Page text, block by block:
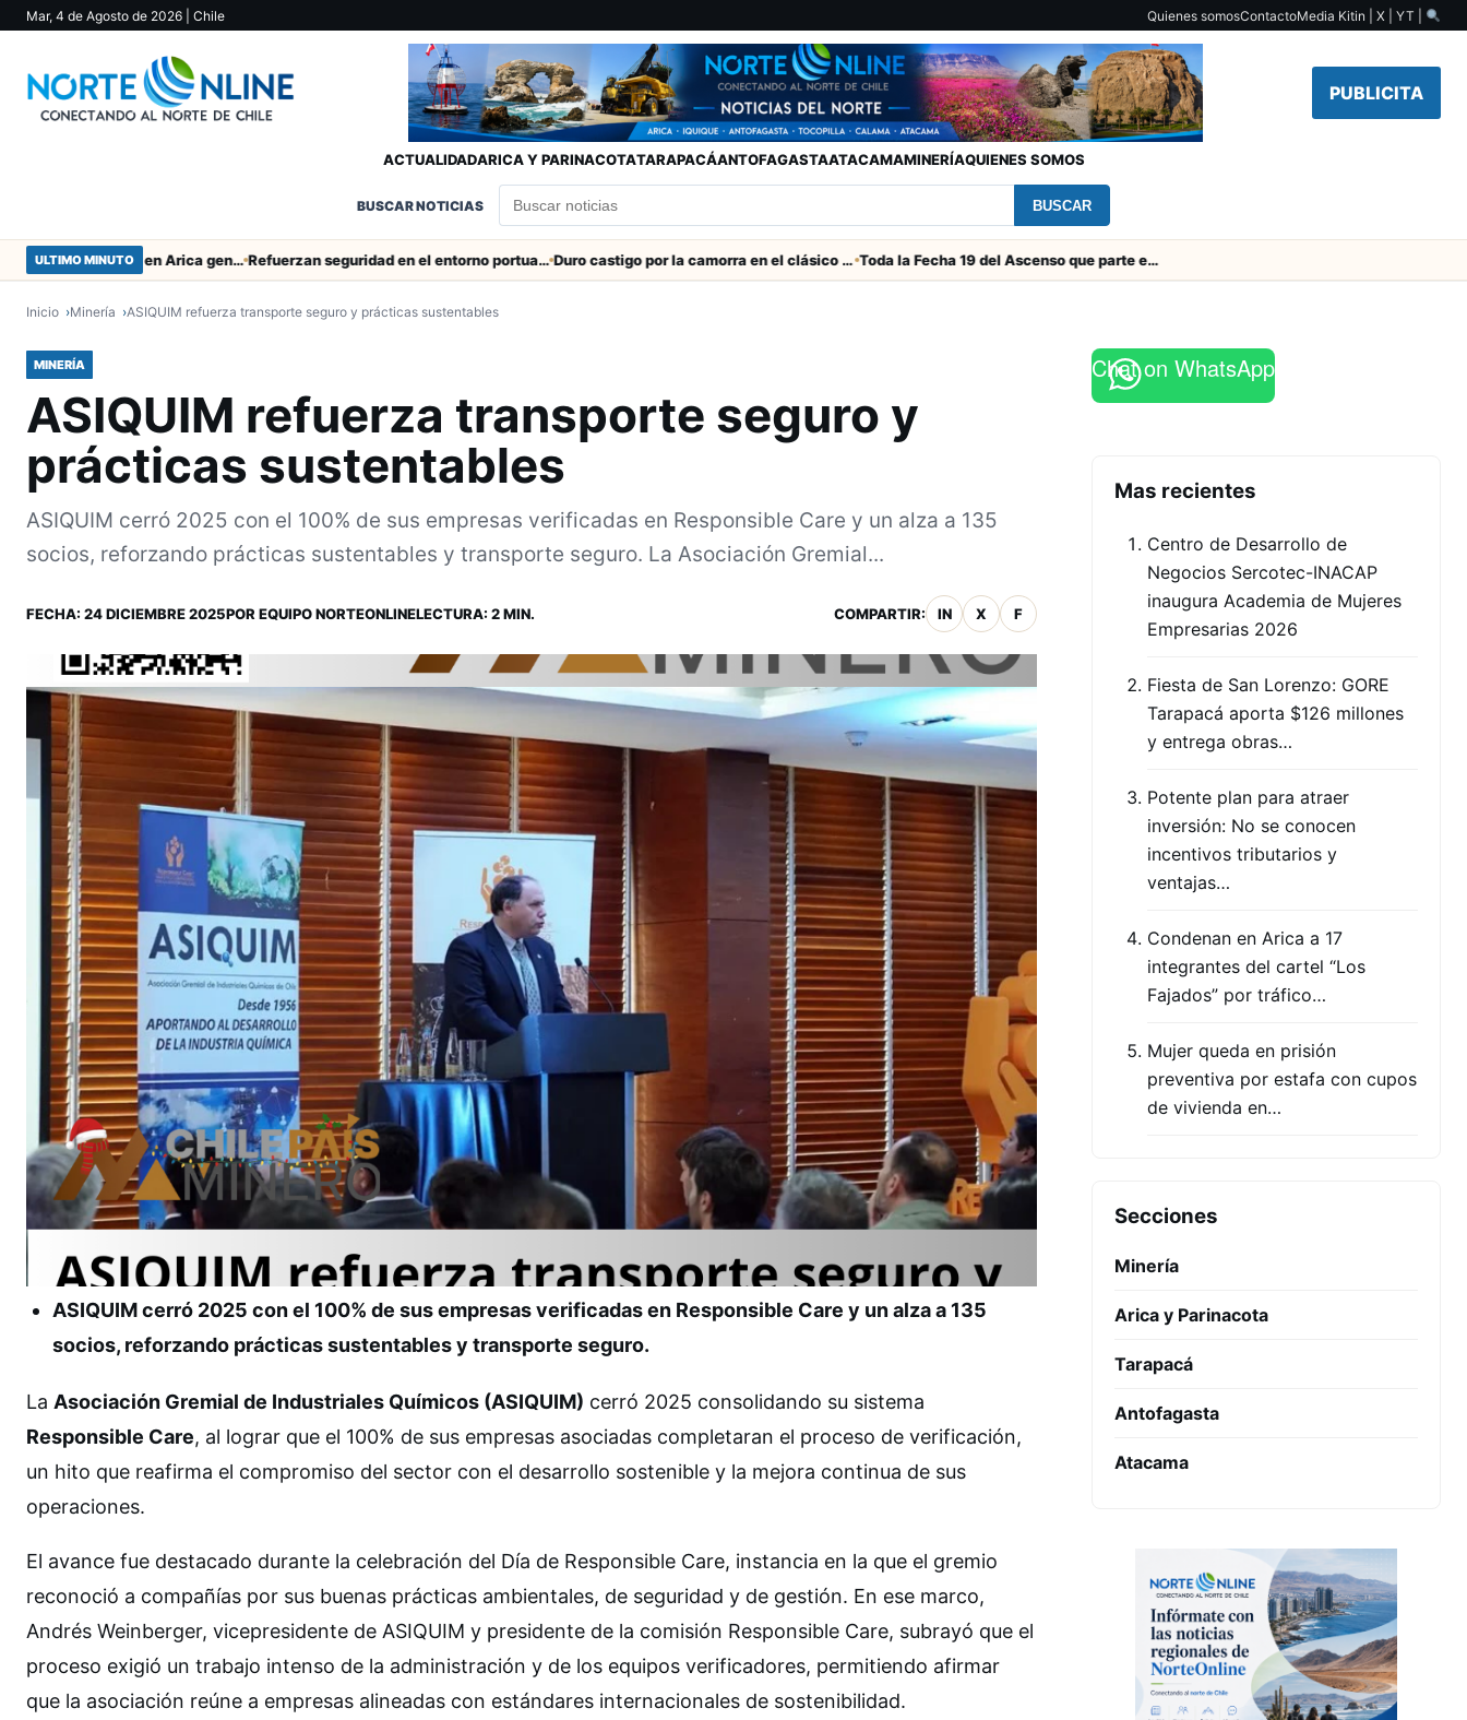
Mar, 4 de Agosto de 2026 | Chile Quienes somosContactoMedia Kitin | X | YT |
PUBLICITA
ACTUALIDADARICA Y PARINACOTATARAPACÁANTOFAGASTAATACAMAMINERÍAQUIENES SOMOS
BUSCAR NOTICIAS BUSCAR
ULTIMO MINUTO Obras de Aguas del Altiplano en Arica generan puestos de trabajo Refuerzan seguridad en el entorno portuario de Arica Duro castigo por la camorra en el clásico Arica-Iquique Toda la Fecha 19 del Ascenso que parte este viernes
Inicio Minería ASIQUIM refuerza transporte seguro y prácticas sustentables
MINERÍA
ASIQUIM refuerza transporte seguro y
prácticas sustentables
ASIQUIM cerró 2025 con el 100% de sus empresas verificadas en Responsible Care y un alza a 135
socios, reforzando prácticas sustentables y transporte seguro. La Asociación Gremial...
FECHA: 24 DICIEMBRE 2025POR EQUIPO NORTEONLINELECTURA: 2 MIN. COMPARTIR: IN X F
ASIQUIM cerró 2025 con el 100% de sus empresas verificadas en Responsible Care y un alza a 135
socios, reforzando prácticas sustentables y transporte seguro.
La Asociación Gremial de Industriales Químicos (ASIQUIM) cerró 2025 consolidando su sistema
Responsible Care, al lograr que el 100% de sus empresas asociadas completaran el proceso de verificación,
un hito que reafirma el compromiso del sector con el desarrollo sostenible y la mejora continua de sus
operaciones.
El avance fue destacado durante la celebración del Día de Responsible Care, instancia en la que el gremio
reconoció a compañías por sus buenas prácticas ambientales, de seguridad y de gestión. En ese marco,
Andrés Weinberger, vicepresidente de ASIQUIM y presidente de la comisión Responsible Care, subrayó que el
proceso exigió un trabajo intenso de la administración y de los equipos verificadores, permitiendo afirmar
que la asociación reúne a empresas alineadas con estándares internacionales de sostenibilidad.
Chat on WhatsApp
Mas recientes
Centro de Desarrollo de
Negocios Sercotec-INACAP
inaugura Academia de Mujeres
Empresarias 2026
Fiesta de San Lorenzo: GORE
Tarapacá aporta $126 millones
y entrega obras…
Potente plan para atraer
inversión: No se conocen
incentivos tributarios y
ventajas…
Condenan en Arica a 17
integrantes del cartel “Los
Fajados” por tráfico…
Mujer queda en prisión
preventiva por estafa con cupos
de vivienda en…
Secciones
Minería
Arica y Parinacota
Tarapacá
Antofagasta
Atacama